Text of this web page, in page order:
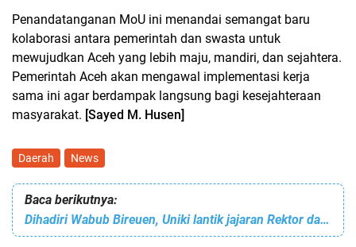
Penandatanganan MoU ini menandai semangat baru
kolaborasi antara pemerintah dan swasta untuk
mewujudkan Aceh yang lebih maju, mandiri, dan sejahtera.
Pemerintah Aceh akan mengawal implementasi kerja
sama ini agar berdampak langsung bagi kesejahteraan
masyarakat. [Sayed M. Husen]
Daerah News
Baca berikutnya:
Dihadiri Wabub Bireuen, Uniki lantik jajaran Rektor dan Kepala Biro